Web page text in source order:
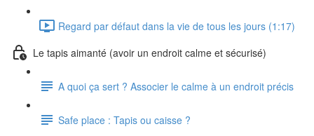
Regard par défaut dans la vie de tous les jours (1:17)
Le tapis aimanté (avoir un endroit calme et sécurisé)
A quoi ça sert ? Associer le calme à un endroit précis
Safe place : Tapis ou caisse ?